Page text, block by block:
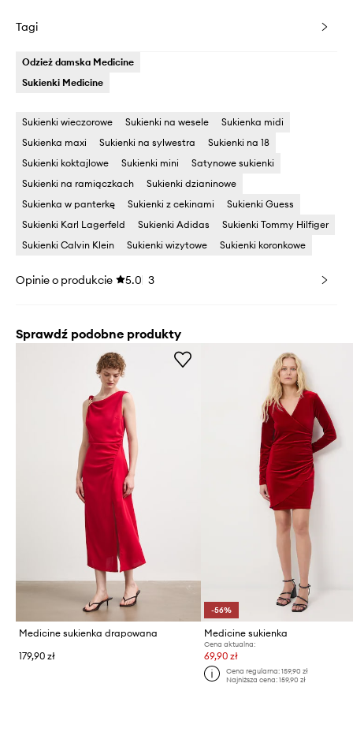
Tagi
Odzież damska Medicine
Sukienki Medicine
Sukienki wieczorowe Sukienki na wesele
Sukienka midi
Sukienka maxi
Sukienki na sylwestra
Sukienki na 18
Sukienki koktajlowe
Sukienki mini
Satynowe sukienki
Sukienki na ramiączkach
Sukienki dzianinowe
Sukienka w panterkę
Sukienki z cekinami
Sukienki Guess
Sukienki Karl Lagerfeld
Sukienki Adidas
Sukienki Tommy Hilfiger
Sukienki Calvin Klein
Sukienki wizytowe Sukienki koronkowe
Opinie o produkcie 5.0 3
Sprawdź podobne produkty
Medicine sukienka drapowana
179,90 zł
-56%
Medicine sukienka
Cena aktualna:
69,90 zł
Cena regularna: 159,90 zł
Najniższa cena: 159,90 zł